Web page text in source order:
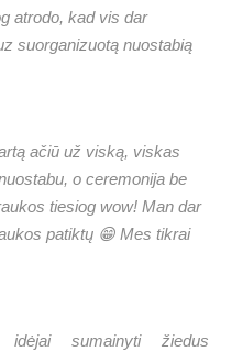
atrodo, kad vis dar
suorganizuotą nuostabią
ačiū už viską, viskas
o ceremonija be
tiesiog wow! Man dar
patiktų 😁 Mes tikrai
idėjai sumainyti žiedus